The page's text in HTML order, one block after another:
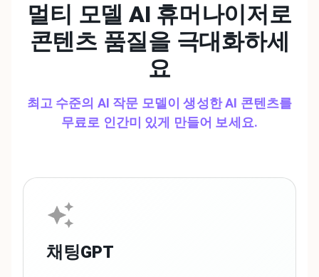
멀티 모델 AI 휴머나이저로
콘텐츠 품질을 극대화하세
요
최고 수준의 AI 작문 모델이 생성한 AI 콘텐츠를
무료로 인간미 있게 만들어 보세요.
채팅GPT